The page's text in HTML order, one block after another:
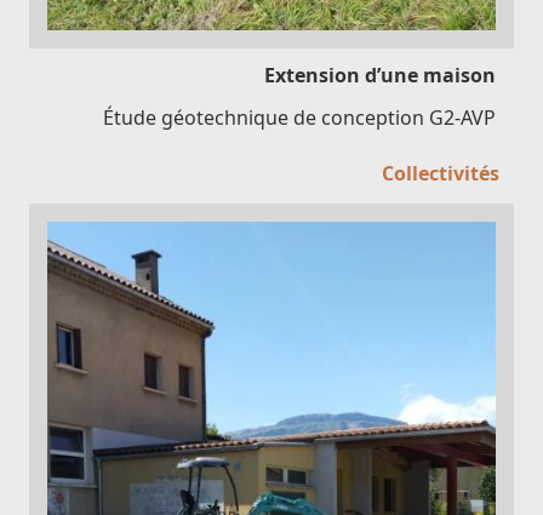
Extension d’une maison
Étude géotechnique de conception G2-AVP
Collectivités